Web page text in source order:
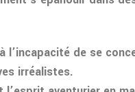
l’incapacité de se
irréalistes.